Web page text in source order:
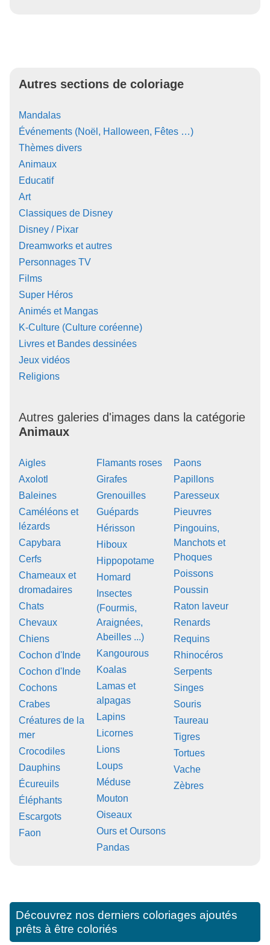
Autres sections de coloriage
Mandalas
Événements (Noël, Halloween, Fêtes …)
Thèmes divers
Animaux
Educatif
Art
Classiques de Disney
Disney / Pixar
Dreamworks et autres
Personnages TV
Films
Super Héros
Animés et Mangas
K-Culture (Culture coréenne)
Livres et Bandes dessinées
Jeux vidéos
Religions
Autres galeries d'images dans la catégorie
Animaux
Aigles
Axolotl
Baleines
Caméléons et
lézards
Capybara
Cerfs
Chameaux et
dromadaires
Chats
Chevaux
Chiens
Cochon d'Inde
Cochon d'Inde
Cochons
Crabes
Créatures de la
mer
Crocodiles
Dauphins
Écureuils
Éléphants
Escargots
Faon
Flamants roses
Girafes
Grenouilles
Guépards
Hérisson
Hiboux
Hippopotame
Homard
Insectes
(Fourmis,
Araignées,
Abeilles ...)
Kangourous
Koalas
Lamas et
alpagas
Lapins
Licornes
Lions
Loups
Méduse
Mouton
Oiseaux
Ours et Oursons
Pandas
Paons
Papillons
Paresseux
Pieuvres
Pingouins,
Manchots et
Phoques
Poissons
Poussin
Raton laveur
Renards
Requins
Rhinocéros
Serpents
Singes
Souris
Taureau
Tigres
Tortues
Vache
Zèbres
Découvrez nos derniers coloriages ajoutés
prêts à être coloriés